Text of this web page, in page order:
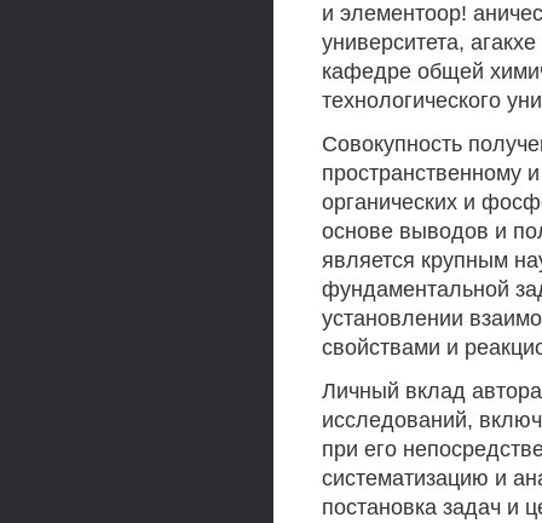
и элементоор!
университета,
кафедре общей
технологического
Совокупность
пространственному
органических и
основе выводов и
является крупным
фундаментальной
установлении
свойствами и
Личный вклад
исследований,
при его
систематизацию и
постановка задач и